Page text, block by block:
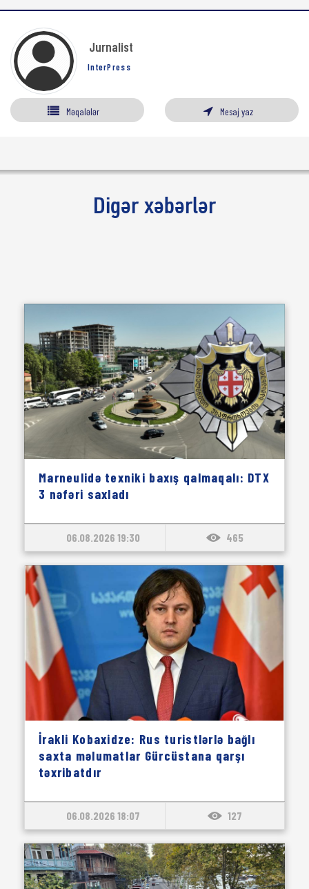
Jurnalist
InterPress
Məqalələr Mesaj yaz
Digər xəbərlər
Marneulidə texniki baxış qalmaqalı: DTX
3 nəfəri saxladı
06.08.2026 19:30 465
İrakli Kobaxidze: Rus turistlərlə bağlı
saxta məlumatlar Gürcüstana qarşı
təxribatdır
06.08.2026 18:07 127